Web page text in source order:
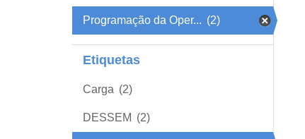
Programação da Oper... (2)
Etiquetas
Carga (2)
DESSEM (2)